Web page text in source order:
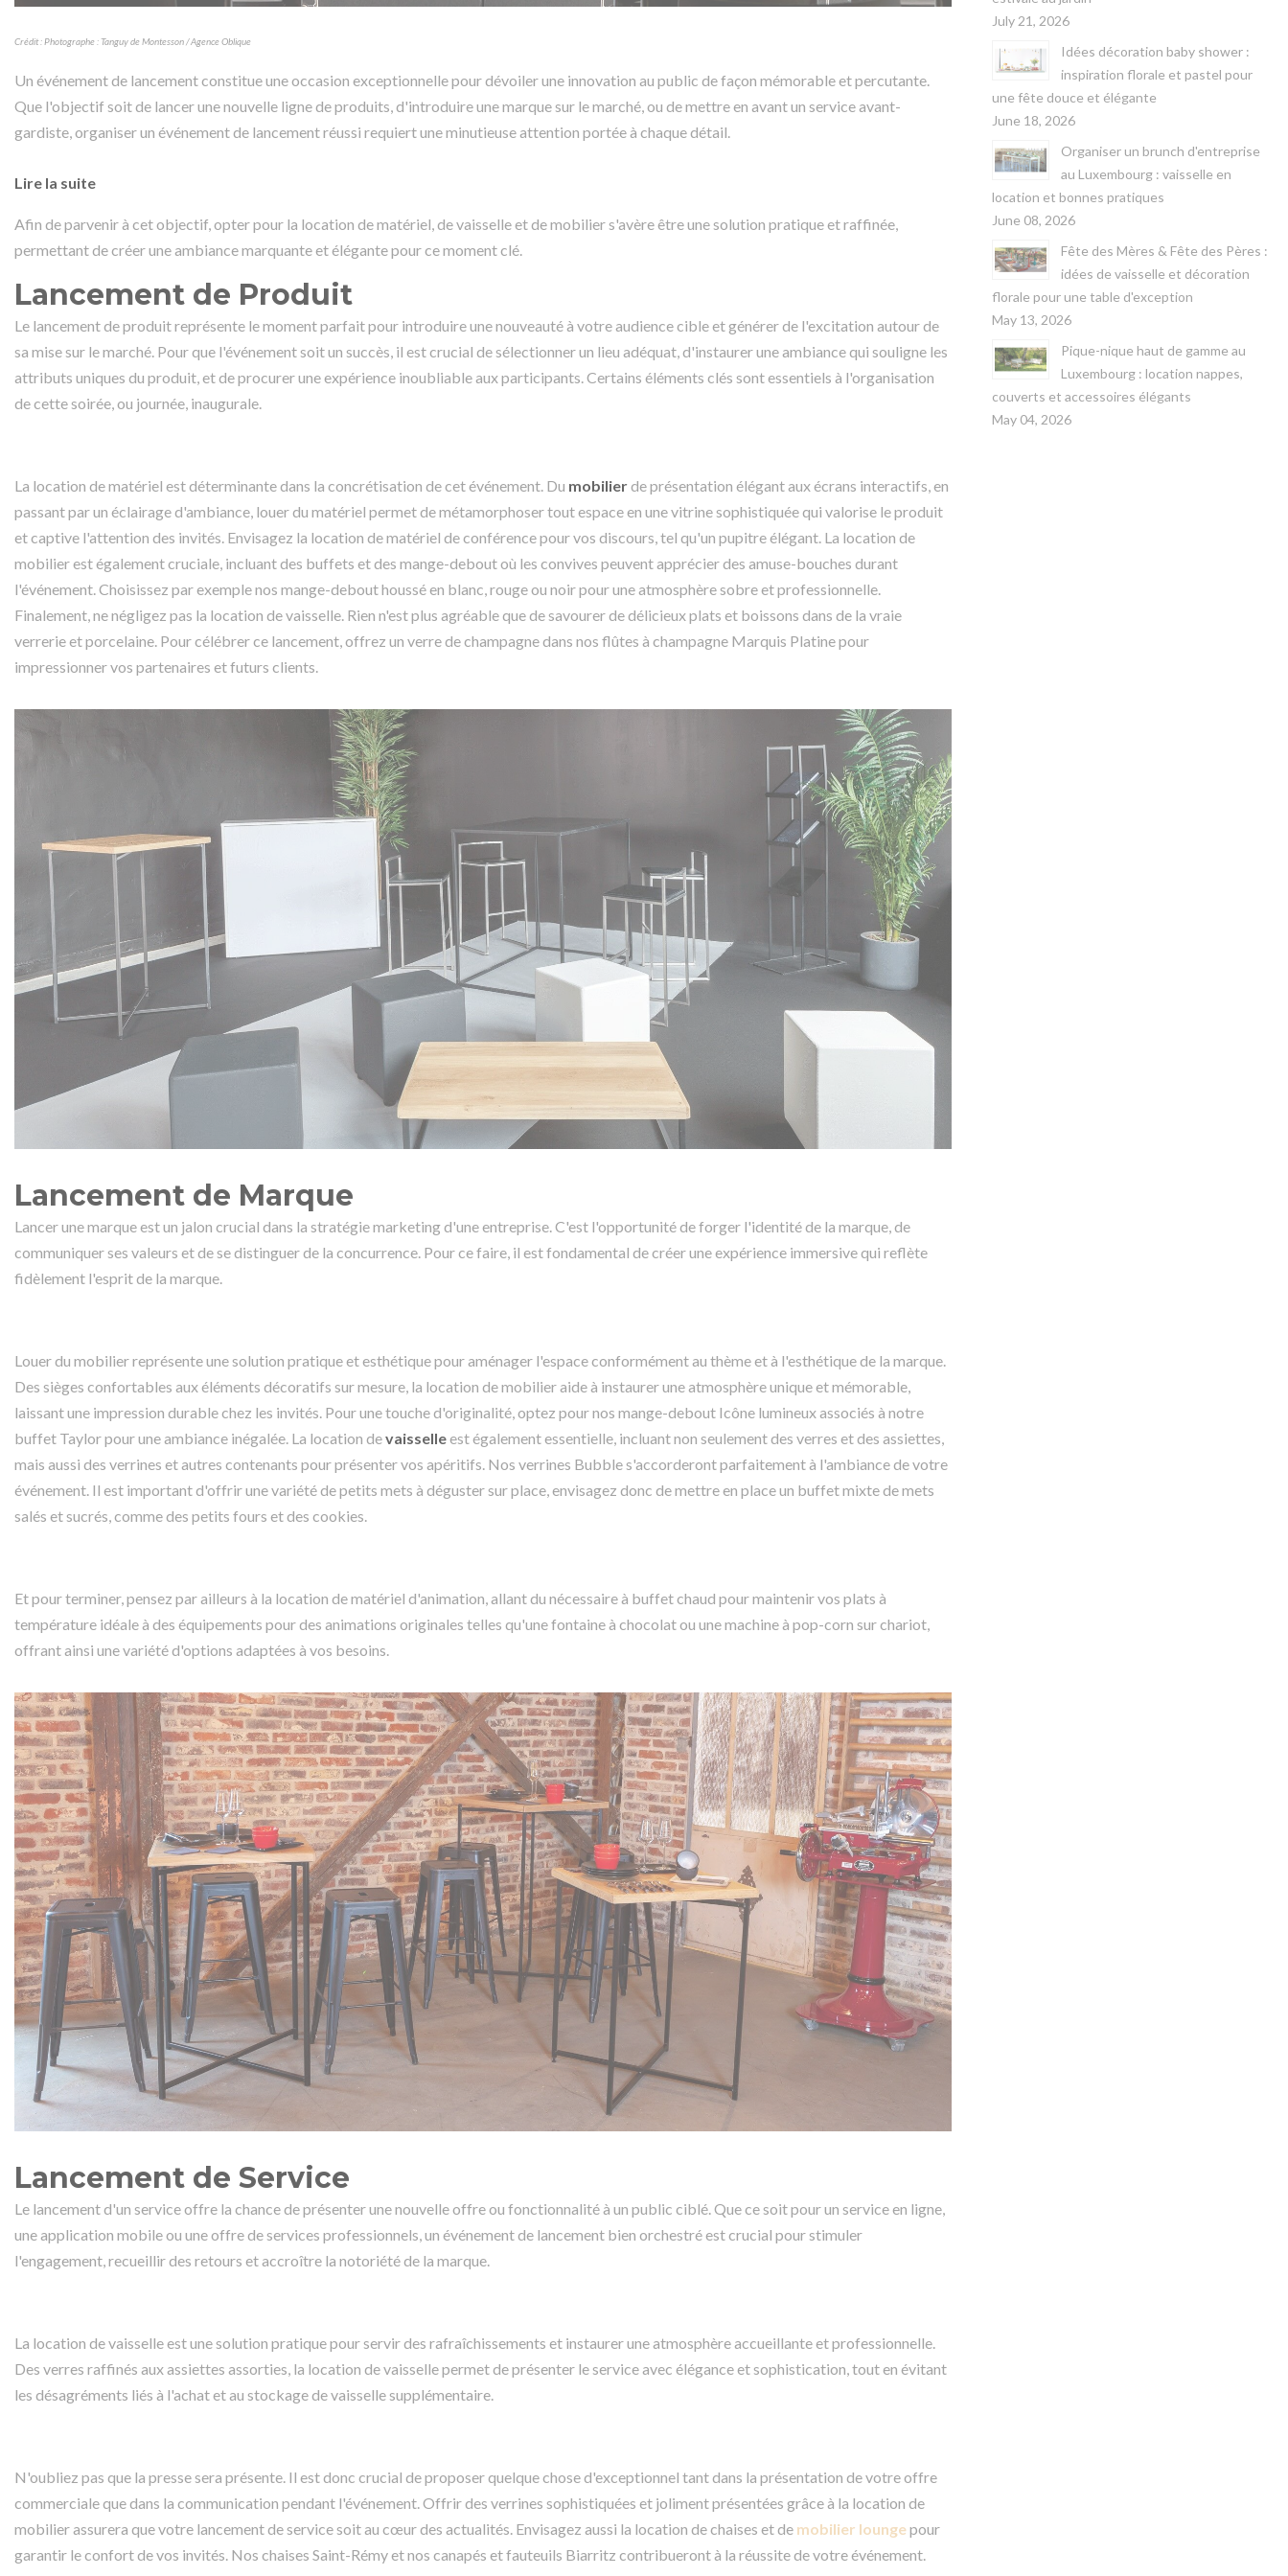
Crédit : Photographe : Tanguy de Montesson / Agence Oblique
Un événement de lancement constitue une occasion exceptionnelle pour dévoiler une innovation au public de façon mémorable et percutante.
Que l'objectif soit de lancer une nouvelle ligne de produits, d'introduire une marque sur le marché, ou de mettre en avant un service avant-
gardiste, organiser un événement de lancement réussi requiert une minutieuse attention portée à chaque détail.
Lire la suite
Afin de parvenir à cet objectif, opter pour la location de matériel, de vaisselle et de mobilier s'avère être une solution pratique et raffinée,
permettant de créer une ambiance marquante et élégante pour ce moment clé.
Lancement de Produit
Le lancement de produit représente le moment parfait pour introduire une nouveauté à votre audience cible et générer de l'excitation autour de
sa mise sur le marché. Pour que l'événement soit un succès, il est crucial de sélectionner un lieu adéquat, d'instaurer une ambiance qui souligne les
attributs uniques du produit, et de procurer une expérience inoubliable aux participants. Certains éléments clés sont essentiels à l'organisation
de cette soirée, ou journée, inaugurale.
La location de matériel est déterminante dans la concrétisation de cet événement. Du mobilierde présentation élégant aux écrans interactifs, en
passant par un éclairage d'ambiance, louer du matériel permet de métamorphoser tout espace en une vitrine sophistiquée qui valorise le produit
et captive l'attention des invités. Envisagez la location de matériel de conférence pour vos discours, tel qu'un pupitre élégant. La location de
mobilier est également cruciale, incluant des buffets et des mange-debout où les convives peuvent apprécier des amuse-bouches durant
l'événement. Choisissez par exemple nos mange-debout houssé en blanc, rouge ou noir pour une atmosphère sobre et professionnelle.
Finalement, ne négligez pas la location de vaisselle. Rien n'est plus agréable que de savourer de délicieux plats et boissons dans de la vraie
verrerie et porcelaine. Pour célébrer ce lancement, offrez un verre de champagne dans nos flûtes à champagne Marquis Platine pour
impressionner vos partenaires et futurs clients.
Lancement de Marque
Lancer une marque est un jalon crucial dans la stratégie marketing d'une entreprise. C'est l'opportunité de forger l'identité de la marque, de
communiquer ses valeurs et de se distinguer de la concurrence. Pour ce faire, il est fondamental de créer une expérience immersive qui reflète
fidèlement l'esprit de la marque.
Louer du mobilier représente une solution pratique et esthétique pour aménager l'espace conformément au thème et à l'esthétique de la marque.
Des sièges confortables aux éléments décoratifs sur mesure, la location de mobilier aide à instaurer une atmosphère unique et mémorable,
laissant une impression durable chez les invités. Pour une touche d'originalité, optez pour nos mange-debout Icône lumineux associés à notre
buffet Taylor pour une ambiance inégalée. La location devaisselleest également essentielle, incluant non seulement des verres et des assiettes,
mais aussi des verrines et autres contenants pour présenter vos apéritifs. Nos verrines Bubble s'accorderont parfaitement à l'ambiance de votre
événement. Il est important d'offrir une variété de petits mets à déguster sur place, envisagez donc de mettre en place un buffet mixte de mets
salés et sucrés, comme des petits fours et des cookies.
Et pour terminer, pensez par ailleurs à la location de matériel d'animation, allant du nécessaire à buffet chaud pour maintenir vos plats à
température idéale à des équipements pour des animations originales telles qu'une fontaine à chocolat ou une machine à pop-corn sur chariot,
offrant ainsi une variété d'options adaptées à vos besoins.
Lancement de Service
Le lancement d'un service offre la chance de présenter une nouvelle offre ou fonctionnalité à un public ciblé. Que ce soit pour un service en ligne,
une application mobile ou une offre de services professionnels, un événement de lancement bien orchestré est crucial pour stimuler
l'engagement, recueillir des retours et accroître la notoriété de la marque.
La location de vaisselle est une solution pratique pour servir des rafraîchissements et instaurer une atmosphère accueillante et professionnelle.
Des verres raffinés aux assiettes assorties, la location de vaisselle permet de présenter le service avec élégance et sophistication, tout en évitant
les désagréments liés à l'achat et au stockage de vaisselle supplémentaire.
N'oubliez pas que la presse sera présente. Il est donc crucial de proposer quelque chose d'exceptionnel tant dans la présentation de votre offre
commerciale que dans la communication pendant l'événement. Offrir des verrines sophistiquées et joliment présentées grâce à la location de
mobilier assurera que votre lancement de service soit au cœur des actualités. Envisagez aussi la location de chaises et de mobilier loungepour
garantir le confort de vos invités. Nos chaises Saint-Rémy et nos canapés et fauteuils Biarritz contribueront à la réussite de votre événement.
July 21, 2026
Idées décoration baby shower :
inspiration florale et pastel pour
une fête douce et élégante
June 18, 2026
Organiser un brunch d'entreprise
au Luxembourg : vaisselle en
location et bonnes pratiques
June 08, 2026
Fête des Mères & Fête des Pères :
idées de vaisselle et décoration
florale pour une table d'exception
May 13, 2026
Pique-nique haut de gamme au
Luxembourg : location nappes,
couverts et accessoires élégants
May 04, 2026